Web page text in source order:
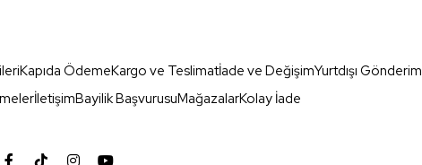
Kapıda ÖdemeKargo ve Teslimatİade ve DeğişimYurtdışı Gönderim
İletişimBayilik BaşvurusuMağazalarKolay İade